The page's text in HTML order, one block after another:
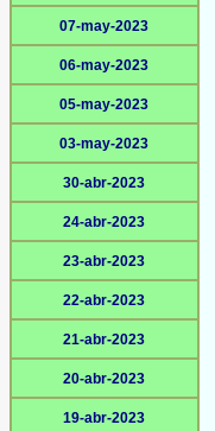
07-may-2023
06-may-2023
05-may-2023
03-may-2023
30-abr-2023
24-abr-2023
23-abr-2023
22-abr-2023
21-abr-2023
20-abr-2023
19-abr-2023